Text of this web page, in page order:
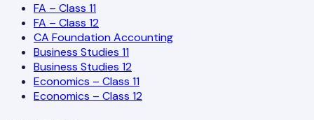
FA – Class 11
FA – Class 12
CA Foundation Accounting
Business Studies 11
Business Studies 12
Economics – Class 11
Economics – Class 12